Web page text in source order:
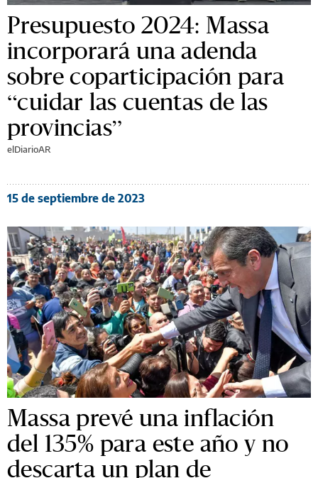
Presupuesto 2024: Massa
incorporará una adenda
sobre coparticipación para
“cuidar las cuentas de las
provincias”
elDiarioAR
15 de septiembre de 2023
Massa prevé una inflación
del 135% para este año y no
descarta un plan de